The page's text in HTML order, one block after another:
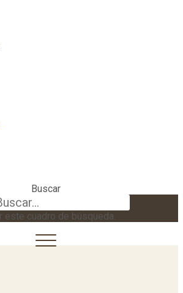
Buscar
este cuadro de búsqueda.